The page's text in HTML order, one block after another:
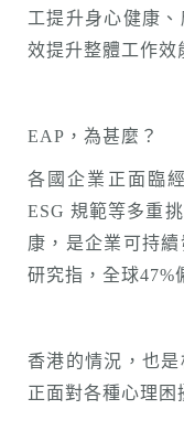
工提升身心健康
效提升整體工作
EAP，為甚麼？
各國企業正面臨
ESG 規範等多重
康，是企業可持
研究指，全球47%
香港的情況，也
正面對各種心理困